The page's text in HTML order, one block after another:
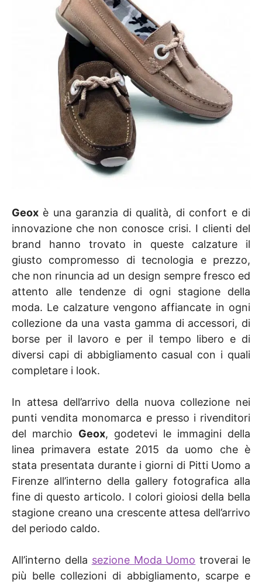
Geox è una garanzia di qualità, di confort e di
innovazione che non conosce crisi. I clienti del
brand hanno trovato in queste calzature il
giusto compromesso di tecnologia e prezzo,
che non rinuncia ad un design sempre fresco ed
attento alle tendenze di ogni stagione della
moda. Le calzature vengono affiancate in ogni
collezione da una vasta gamma di accessori, di
borse per il lavoro e per il tempo libero e di
diversi capi di abbigliamento casual con i quali
completare i look.
In attesa dell’arrivo della nuova collezione nei
punti vendita monomarca e presso i rivenditori
del marchio Geox, godetevi le immagini della
linea primavera estate 2015 da uomo che è
stata presentata durante i giorni di Pitti Uomo a
Firenze all’interno della gallery fotografica alla
fine di questo articolo. I colori gioiosi della bella
stagione creano una crescente attesa dell’arrivo
del periodo caldo.
All’interno della sezione Moda Uomo troverai le
più belle collezioni di abbigliamento, scarpe e